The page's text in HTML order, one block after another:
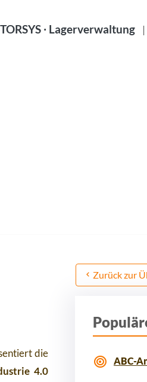
∙ Lagerverwaltung |
die
4.0
Zurück zur
ABC-